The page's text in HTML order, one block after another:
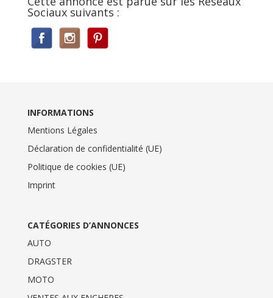
Sociaux suivants :
INFORMATIONS
Mentions Légales
Déclaration de confidentialité (UE)
Politique de cookies (UE)
Imprint
CATÉGORIES D’ANNONCES
AUTO
DRAGSTER
MOTO